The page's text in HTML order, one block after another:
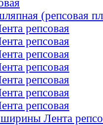
(репсовая
репсовая
репсовая
репсовая
репсовая
репсовая
репсовая
репсовая
Лента